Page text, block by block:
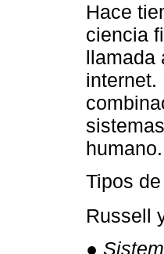
Hace
ciencia
llamada
internet.
humano.
Tipos
Russell
●